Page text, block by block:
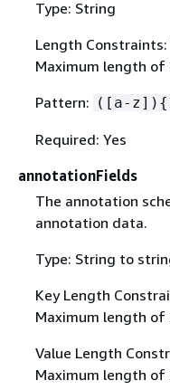
Type: String
Length
Maximum length of
Pattern: ([a-z]) {
Required: Yes
annotationFields
The annotation
annotation data.
Type: String to
Key Length
Maximum length of
Value Length
Maximum length of